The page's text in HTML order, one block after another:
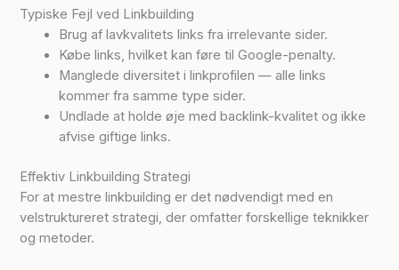
Typiske Fejl ved Linkbuilding
Brug af lavkvalitets links fra irrelevante sider.
Købe links, hvilket kan føre til Google-penalty.
Manglede diversitet i linkprofilen — alle links
kommer fra samme type sider.
Undlade at holde øje med backlink-kvalitet og ikke
afvise giftige links.
Effektiv Linkbuilding Strategi
For at mestre linkbuilding er det nødvendigt med en
velstruktureret strategi, der omfatter forskellige teknikker
og metoder.